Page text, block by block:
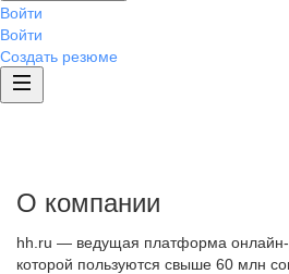
Войти
Войти
Создать резюме
О компании
hh.ru — ведущая платформа онлайн-
которой пользуются свыше 60 млн